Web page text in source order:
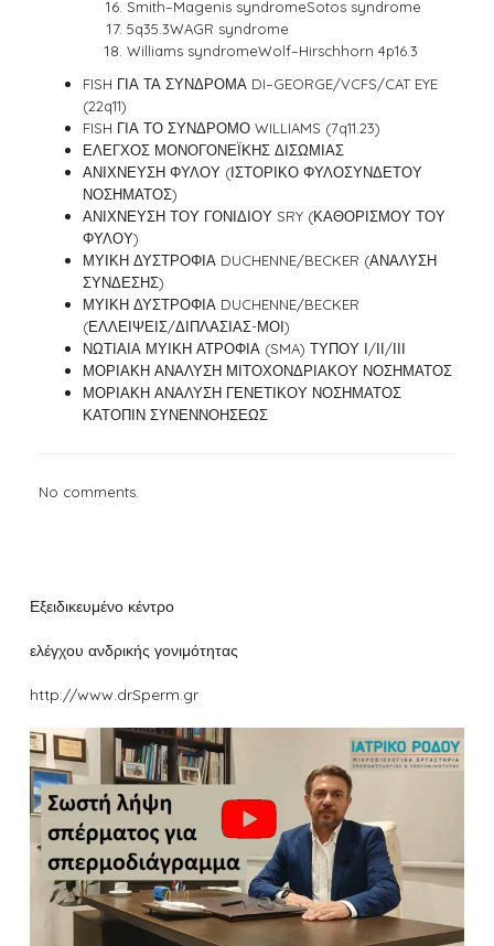
Smith–Magenis syndromeSotos syndrome
5q35.3WAGR syndrome
Williams syndromeWolf–Hirschhorn 4p16.3
FISH ΓΙΑ ΤΑ ΣΥΝΔΡΟΜΑ DI–GEORGE/VCFS/CAT EYE
(22q11)
FISH ΓΙΑ ΤΟ ΣΥΝΔΡΟΜΟ WILLIAMS (7q11.23)
ΕΛΕΓΧΟΣ ΜΟΝΟΓΟΝΕΪΚΗΣ ΔΙΣΩΜΙΑΣ
ΑΝΙΧΝΕΥΣΗ ΦΥΛΟΥ (ΙΣΤΟΡΙΚΟ ΦΥΛΟΣΥΝΔΕΤΟΥ
ΝΟΣΗΜΑΤΟΣ)
ΑΝΙΧΝΕΥΣΗ ΤΟΥ ΓΟΝΙΔΙΟΥ SRY (ΚΑΘΟΡΙΣΜΟΥ ΤΟΥ
ΦΥΛΟΥ)
ΜΥΙΚΗ ΔΥΣΤΡΟΦΙΑ DUCHENNE/BECKER (ΑΝΑΛΥΣΗ
ΣΥΝΔΕΣΗΣ)
ΜΥΙΚΗ ΔΥΣΤΡΟΦΙΑ DUCHENNE/BECKER
(ΕΛΛΕΙΨΕΙΣ/ΔΙΠΛΑΣΙΑΣ-ΜΟΙ)
ΝΩΤΙΑΙΑ ΜΥΙΚΗ ΑΤΡΟΦΙΑ (SMA) ΤΥΠΟΥ Ι/ΙΙ/ΙΙΙ
ΜΟΡΙΑΚΗ ΑΝΑΛΥΣΗ ΜΙΤΟΧΟΝΔΡΙΑΚΟΥ ΝΟΣΗΜΑΤΟΣ
ΜΟΡΙΑΚΗ ΑΝΑΛΥΣΗ ΓΕΝΕΤΙΚΟΥ ΝΟΣΗΜΑΤΟΣ
ΚΑΤΟΠΙΝ ΣΥΝΕΝΝΟΗΣΕΩΣ
No comments.
Εξειδικευμένο κέντρο
ελέγχου ανδρικής γονιμότητας
http://www.drSperm.gr